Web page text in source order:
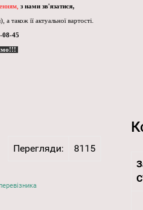
з нами зв'язатися,
також її актуальної вартості.
08-45
Перегляди: 8115